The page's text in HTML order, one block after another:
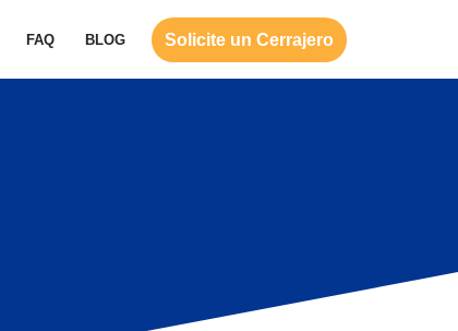
FAQ BLOG Solicite un Cerrajero